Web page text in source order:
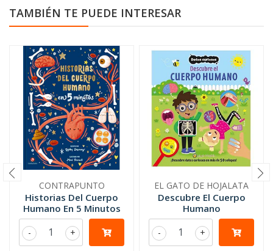
TAMBIÉN TE PUEDE INTERESAR
CONTRAPUNTO
Historias Del Cuerpo
Humano En 5 Minutos
+
-
EL GATO DE HOJALATA
Descubre El Cuerpo
Humano
+
-